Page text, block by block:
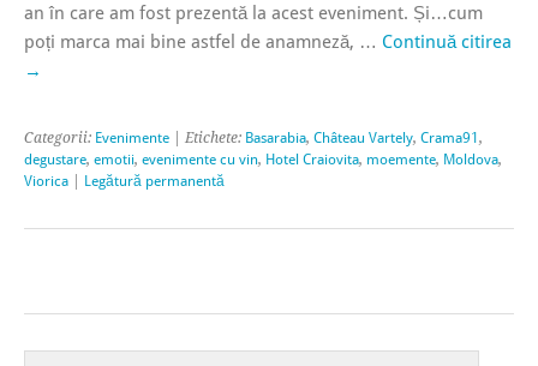
an în care am fost prezentă la acest eveniment. Și…cum
poți marca mai bine astfel de anamneză, … Continuă citirea
→
Categorii: Evenimente | Etichete: Basarabia, Château Vartely, Crama91,
degustare, emotii, evenimente cu vin, Hotel Craiovita, moemente, Moldova,
Viorica
Legătură permanentă